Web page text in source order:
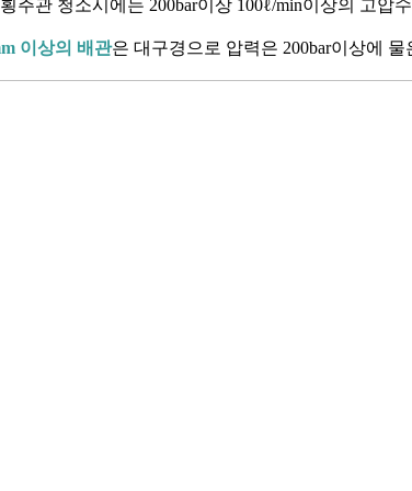
주관 청소시에는 200bar이상 100ℓ/min이상의 고압
이상의 배관은 대구경으로 압력은 200bar이상에